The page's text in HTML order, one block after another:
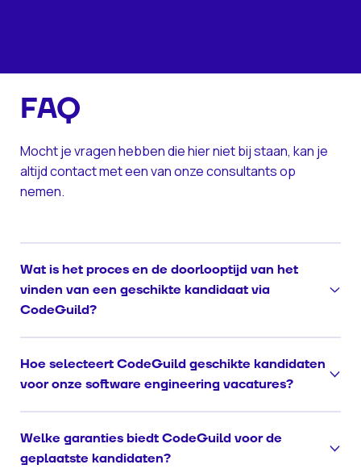
FAQ
Mocht je vragen hebben die hier niet bij staan, kan je
altijd contact met een van onze consultants op
nemen.
Wat is het proces en de doorlooptijd van het
vinden van een geschikte kandidaat via
CodeGuild?
wensen in kaart te brengen. Vervolgens brengen we
jouw unieke propositie naar ons netwerk. Al binnen 3
werkdagen kun je de eerste CV’s verwachten.
Nieuwsgierig? Klikhier »voor een gedetailleerde
uitleg over ons recruitmentproces.
Hoe selecteert CodeGuild geschikte kandidaten
voor onze software engineering vacatures?
Daarom gebruiken we een diepgaand proces om niet
alleen de technische vereisten, maar ook de
Welke garanties biedt CodeGuild voor de
geplaatste kandidaten?